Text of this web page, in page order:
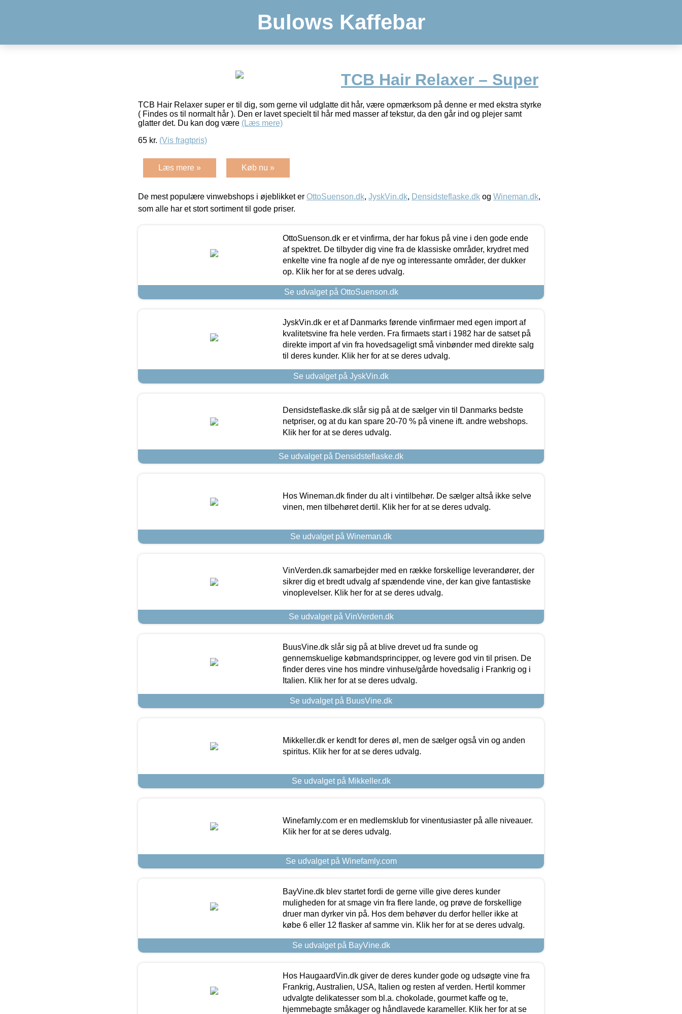
Bulows Kaffebar
TCB Hair Relaxer – Super
TCB Hair Relaxer super er til dig, som gerne vil udglatte dit hår, være opmærksom på denne er med ekstra styrke
( Findes os til normalt hår ). Den er lavet specielt til hår med masser af tekstur, da den går ind og plejer samt
glatter det. Du kan dog være (Læs mere)
65 kr. (Vis fragtpris)
Læs mere » Køb nu »
De mest populære vinwebshops i øjeblikket er OttoSuenson.dk, JyskVin.dk, Densidsteflaske.dk og Wineman.dk,
som alle har et stort sortiment til gode priser.
OttoSuenson.dk er et vinfirma, der har fokus på vine i den gode ende
af spektret. De tilbyder dig vine fra de klassiske områder, krydret med
enkelte vine fra nogle af de nye og interessante områder, der dukker
op. Klik her for at se deres udvalg.
Se udvalget på OttoSuenson.dk
JyskVin.dk er et af Danmarks førende vinfirmaer med egen import af
kvalitetsvine fra hele verden. Fra firmaets start i 1982 har de satset på
direkte import af vin fra hovedsageligt små vinbønder med direkte salg
til deres kunder. Klik her for at se deres udvalg.
Se udvalget på JyskVin.dk
Densidsteflaske.dk slår sig på at de sælger vin til Danmarks bedste
netpriser, og at du kan spare 20-70 % på vinene ift. andre webshops.
Klik her for at se deres udvalg.
Se udvalget på Densidsteflaske.dk
Hos Wineman.dk finder du alt i vintilbehør. De sælger altså ikke selve
vinen, men tilbehøret dertil. Klik her for at se deres udvalg.
Se udvalget på Wineman.dk
VinVerden.dk samarbejder med en række forskellige leverandører, der
sikrer dig et bredt udvalg af spændende vine, der kan give fantastiske
vinoplevelser. Klik her for at se deres udvalg.
Se udvalget på VinVerden.dk
BuusVine.dk slår sig på at blive drevet ud fra sunde og
gennemskuelige købmandsprincipper, og levere god vin til prisen. De
finder deres vine hos mindre vinhuse/gårde hovedsalig i Frankrig og i
Italien. Klik her for at se deres udvalg.
Se udvalget på BuusVine.dk
Mikkeller.dk er kendt for deres øl, men de sælger også vin og anden
spiritus. Klik her for at se deres udvalg.
Se udvalget på Mikkeller.dk
Winefamly.com er en medlemsklub for vinentusiaster på alle niveauer.
Klik her for at se deres udvalg.
Se udvalget på Winefamly.com
BayVine.dk blev startet fordi de gerne ville give deres kunder
muligheden for at smage vin fra flere lande, og prøve de forskellige
druer man dyrker vin på. Hos dem behøver du derfor heller ikke at
købe 6 eller 12 flasker af samme vin. Klik her for at se deres udvalg.
Se udvalget på BayVine.dk
Hos HaugaardVin.dk giver de deres kunder gode og udsøgte vine fra
Frankrig, Australien, USA, Italien og resten af verden. Hertil kommer
udvalgte delikatesser som bl.a. chokolade, gourmet kaffe og te,
hjemmebagte småkager og håndlavede karameller. Klik her for at se